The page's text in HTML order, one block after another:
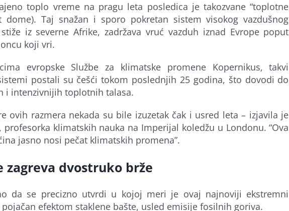
toplo vreme na pragu leta posledica je takozvane “toplotne
dome). Taj snažan i sporo pokretan sistem visokog vazdušnog
iz severne Afrike, zadržava vruć vazduh iznad Evrope poput
koji vri.
evropske Službe za klimatske promene Kopernikus, takvi
postali su češći tokom poslednjih 25 godina, što dovodi do
i intenzivnijih toplotnih talasa.
ovih razmera nekada su bile izuzetak čak i usred leta – izjavila je
profesorka klimatskih nauka na Imperijal koledžu u Londonu. “Ova
jasno nosi pečat klimatskih promena”.
zagreva dvostruko brže
da se precizno utvrdi u kojoj meri je ovaj najnoviji ekstremni
efektom staklene bašte, usled emisije fosilnih goriva.